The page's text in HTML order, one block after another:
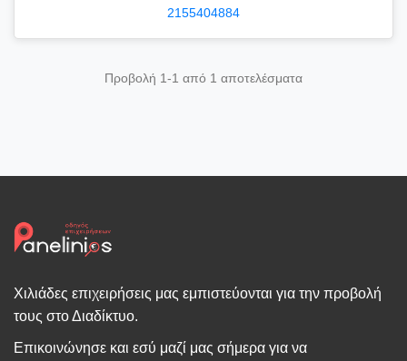
2155404884
Προβολή 1-1 από 1 αποτελέσματα
Χιλιάδες επιχειρήσεις μας εμπιστεύονται για την προβολή
τους στο Διαδίκτυο.
Επικοινώνησε και εσύ μαζί μας σήμερα για να